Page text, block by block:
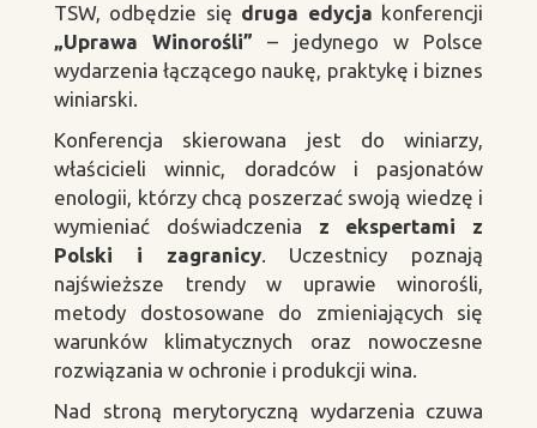
TSW, odbędzie się druga edycja konferencji
„Uprawa Winorośli”– jedynego w Polsce
wydarzeniałączącego naukę, praktykę i biznes
winiarski.
Konferencja skierowana jest do winiarzy,
właścicieli winnic, doradców i pasjonatów
enologii, którzy chcą poszerzać swoją wiedzę i
wymieniać doświadczenia z ekspertami z
Polski i zagranicy. Uczestnicy poznają
najświeższe trendy w uprawie winorośli,
metody dostosowane do zmieniających się
warunków klimatycznych oraz nowoczesne
rozwiązania w ochronie i produkcji wina.
Nad stroną merytoryczną wydarzenia czuwa